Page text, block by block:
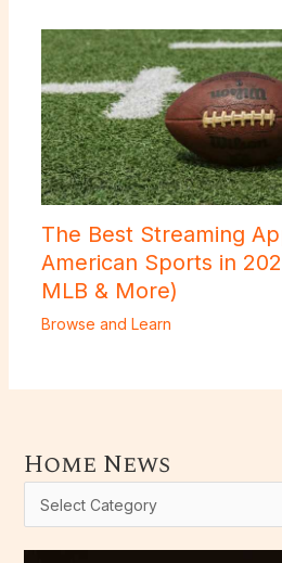
The Best Streaming
American Sports in
MLB & More)
Browse and Learn
Home News